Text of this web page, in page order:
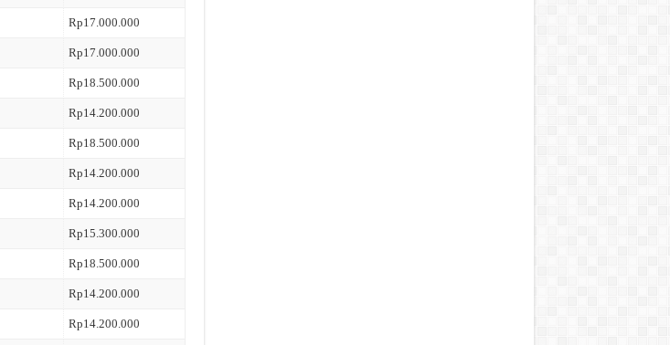
Rp17.000.000
Rp17.000.000
Rp18.500.000
Rp14.200.000
Rp18.500.000
Rp14.200.000
Rp14.200.000
Rp15.300.000
Rp18.500.000
Rp14.200.000
Rp14.200.000